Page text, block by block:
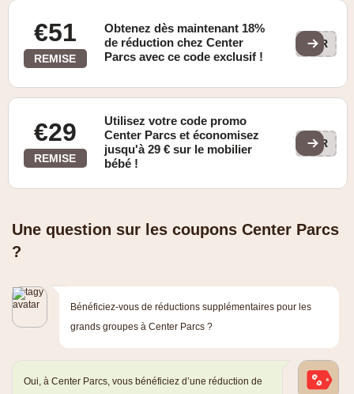
€51
REMISE
Obtenez dès maintenant 18%
de réduction chez Center
Parcs avec ce code exclusif !
HUR
€29
REMISE
Utilisez votre code promo
Center Parcs et économisez
jusqu'à 29 € sur le mobilier
bébé !
TER
Une question sur les coupons Center Parcs
?
Bénéficiez-vous de réductions supplémentaires pour les
grands groupes à Center Parcs ?
Oui, à Center Parcs, vous bénéficiez d’une réduction de